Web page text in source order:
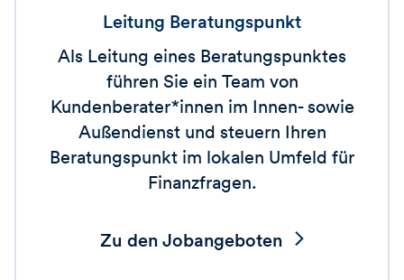
Leitung Beratungspunkt
Als Leitung eines Beratungspunktes
führen Sie ein Team von
Kundenberater*innen im Innen- sowie
Außendienst und steuern Ihren
Beratungspunkt im lokalen Umfeld für
Finanzfragen.
Zu den Jobangeboten